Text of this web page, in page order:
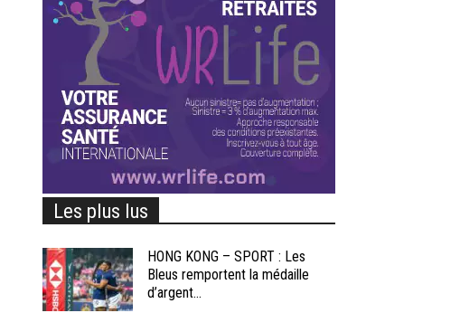
Les plus lus
HONG KONG – SPORT : Les
Bleus remportent la médaille
d’argent...